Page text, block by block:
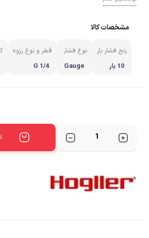
مشخصات کالا
رنج فشار بار
10 بار
نوع فشار
Gauge
قطر و نوع رزوه
G 1/4
تعداد